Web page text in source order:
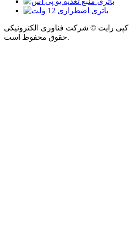
کپی رایت © شرکت فناوری الکترونیکی Shimastu ، محدود. کلیه
حقوق محفوظ است.